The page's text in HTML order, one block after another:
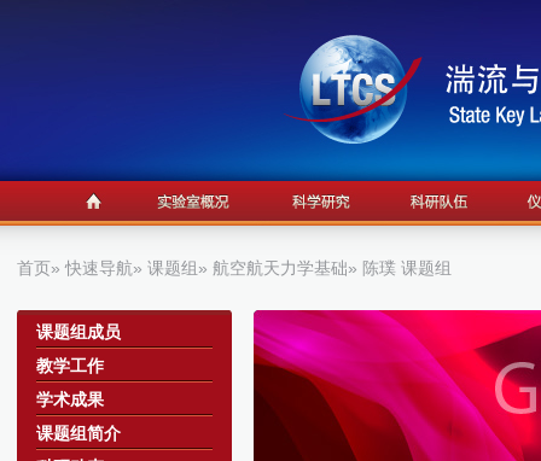
首页»快速导航» 课题组» 航空航天力学基础» 陈璞 课题组
a
课题组成员
教学工作
学术成果
课题组简介